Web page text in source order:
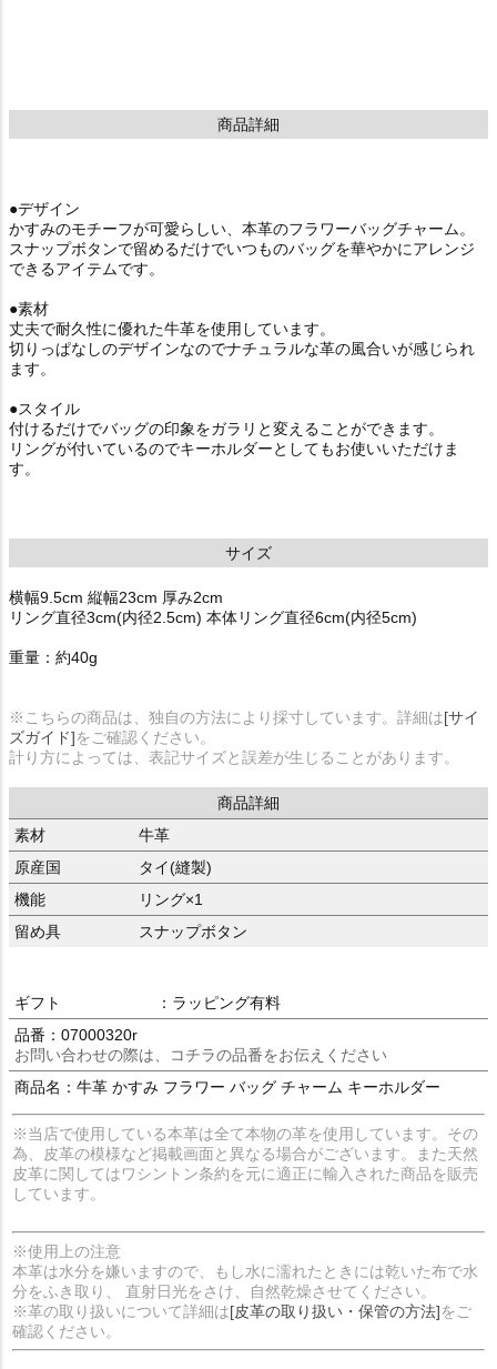
商品詳細
●デザイン
かすみのモチーフが可愛らしい、本革のフラワーバッグチャーム。
スナップボタンで留めるだけでいつものバッグを華やかにアレンジ
できるアイテムです。
●素材
丈夫で耐久性に優れた牛革を使用しています。
切りっぱなしのデザインなのでナチュラルな革の風合いが感じられ
ます。
●スタイル
付けるだけでバッグの印象をガラリと変えることができます。
リングが付いているのでキーホルダーとしてもお使いいただけま
す。
サイズ
横幅9.5cm 縦幅23cm 厚み2cm
リング直径3cm(内径2.5cm) 本体リング直径6cm(内径5cm)
重量：約40g
※こちらの商品は、独自の方法により採寸しています。詳細は[サイ
ズガイド]をご確認ください。
計り方によっては、表記サイズと誤差が生じることがあります。
商品詳細
素材
牛革
原産国
タイ(縫製)
機能
リング×1
留め具
スナップボタン
ギフト
：ラッピング有料
品番：07000320r
お問い合わせの際は、コチラの品番をお伝えください
商品名：牛革 かすみ フラワー バッグ チャーム キーホルダー
※当店で使用している本革は全て本物の革を使用しています。その
為、皮革の模様など掲載画面と異なる場合がございます。また天然
皮革に関してはワシントン条約を元に適正に輸入された商品を販売
しています。
※使用上の注意
本革は水分を嫌いますので、もし水に濡れたときには乾いた布で水
分をふき取り、 直射日光をさけ、自然乾燥させてください。
※革の取り扱いについて詳細は[皮革の取り扱い・保管の方法]をご
確認ください。